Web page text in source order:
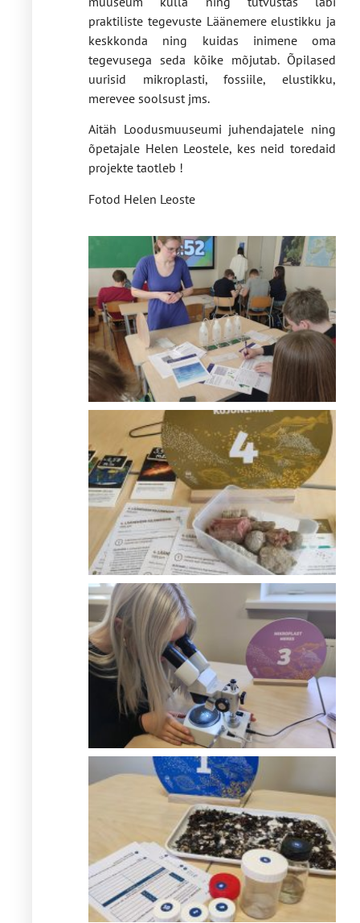
praktiliste tegevuste Läänemere elustikku ja
keskkonda ning kuidas inimene oma
tegevusega seda kõike mõjutab. Õpilased
uurisid mikroplasti, fossiile, elustikku,
merevee soolsust jms.
Aitäh Loodusmuuseumi juhendajatele ning
õpetajale Helen Leostele, kes neid toredaid
projekte taotleb !
Fotod Helen Leoste